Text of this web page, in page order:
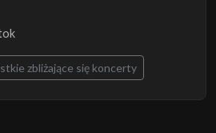
zbliżające się koncerty